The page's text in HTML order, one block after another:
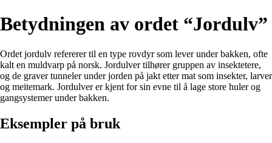
Betydningen av ordet “Jordulv”
Ordet jordulv refererer til en type rovdyr som lever under bakken, ofte
kalt en muldvarp på norsk. Jordulver tilhører gruppen av insektetere,
og de graver tunneler under jorden på jakt etter mat som insekter, larver
og meitemark. Jordulver er kjent for sin evne til å lage store huler og
gangsystemer under bakken.
Eksempler på bruk